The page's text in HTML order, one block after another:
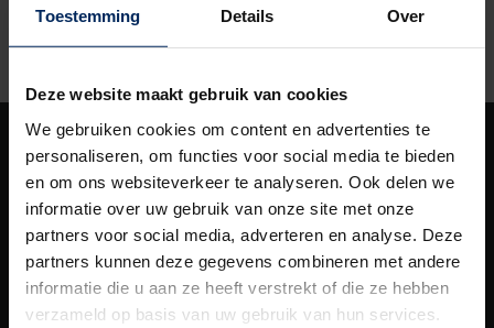
Toestemming Details Over
Deze website maakt gebruik van cookies
We gebruiken cookies om content en advertenties te
personaliseren, om functies voor social media te bieden
en om ons websiteverkeer te analyseren. Ook delen we
informatie over uw gebruik van onze site met onze
partners voor social media, adverteren en analyse. Deze
partners kunnen deze gegevens combineren met andere
informatie die u aan ze heeft verstrekt of die ze hebben
verzameld op basis van uw gebruik van hun services.
Nossolutions
Building Automation
Chauffage/Refroidissement
Outdoor